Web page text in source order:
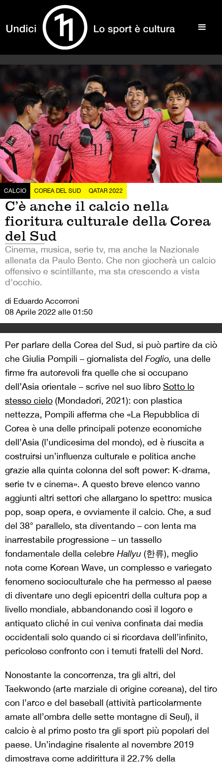
CALCIO COREA DEL SUD QATAR 2022
C’è anche il calcio nella
fioritura culturale della Corea
del Sud
Cinema, musica, serie tv, ma anche la Nazionale
allenata da Paulo Bento. Che non giocherà un calcio
offensivo e scintillante, ma sta crescendo a vista
d'occhio.
di Eduardo Accorroni
08 Aprile 2022 alle 01:50
Per parlare della Corea del Sud, si può partire da ciò
che Giulia Pompili – giornalista del Foglio, una delle
firme fra autorevoli fra quelle che si occupano
dell’Asia orientale – scrive nel suo libro Sotto lo
stesso cielo (Mondadori, 2021): con plastica
nettezza, Pompili afferma che «La Repubblica di
Corea è una delle principali potenze economiche
dell’Asia (l’undicesima del mondo), ed è riuscita a
costruirsi un’influenza culturale e politica anche
grazie alla quinta colonna del soft power: K-drama,
serie tv e cinema». A questo breve elenco vanno
aggiunti altri settori che allargano lo spettro: musica
pop, soap opera, e ovviamente il calcio. Che, a sud
del 38° parallelo, sta diventando – con lenta ma
inarrestabile progressione – un tassello
fondamentale della celebre Hallyu (한류), meglio
nota come Korean Wave, un complesso e variegato
fenomeno socioculturale che ha permesso al paese
di diventare uno degli epicentri della cultura pop a
livello mondiale, abbandonando così il logoro e
antiquato cliché in cui veniva confinata dai media
occidentali solo quando ci si ricordava dell’infinito,
pericoloso confronto con i temuti fratelli del Nord.
Nonostante la concorrenza, tra gli altri, del
Taekwondo (arte marziale di origine coreana), del tiro
con l’arco e del baseball (attività particolarmente
amate all’ombra delle sette montagne di Seul), il
calcio è al primo posto tra gli sport più popolari del
paese. Un’indagine risalente al novembre 2019
dimostrava come addirittura il 22.7% della